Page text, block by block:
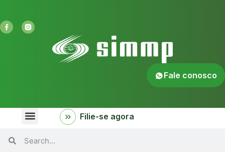
Fale conosco
Filie-se agora